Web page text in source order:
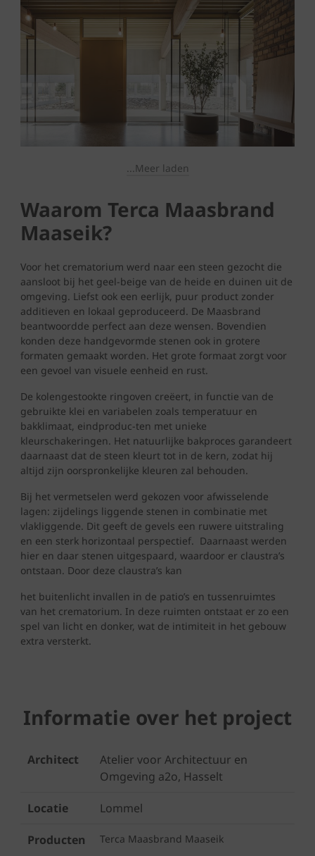
...Meer laden
Waarom Terca Maasbrand
Maaseik?
Voor het crematorium werd naar een steen gezocht die
aansloot bij het geel-beige van de heide en duinen uit de
omgeving. Liefst ook een eerlijk, puur product zonder
additieven en lokaal geproduceerd. De Maasbrand
beantwoordde perfect aan deze wensen. Bovendien
konden deze handgevormde stenen ook in grotere
formaten gemaakt worden. Het grote formaat zorgt voor
een gevoel van visuele eenheid en rust.
De kolengestookte ringoven creëert, in functie van de
gebruikte klei en variabelen zoals temperatuur en
bakklimaat, eindproduc-ten met unieke
kleurschakeringen. Het natuurlijke bakproces garandeert
daarnaast dat de steen kleurt tot in de kern, zodat hij
altijd zijn oorspronkelijke kleuren zal behouden.
Bij het vermetselen werd gekozen voor afwisselende
lagen: zijdelings liggende stenen in combinatie met
vlakliggende. Dit geeft de gevels een ruwere uitstraling
en een sterk horizontaal perspectief. Daarnaast werden
hier en daar stenen uitgespaard, waardoor er claustra’s
ontstaan. Door deze claustra’s kan
het buitenlicht invallen in de patio’s en tussenruimtes
van het crematorium. In deze ruimten ontstaat er zo een
spel van licht en donker, wat de intimiteit in het gebouw
extra versterkt.
Informatie over het project
Architect
Atelier voor Architectuur en
Omgeving a2o, Hasselt
Locatie Lommel
Producten
Terca Maasbrand Maaseik